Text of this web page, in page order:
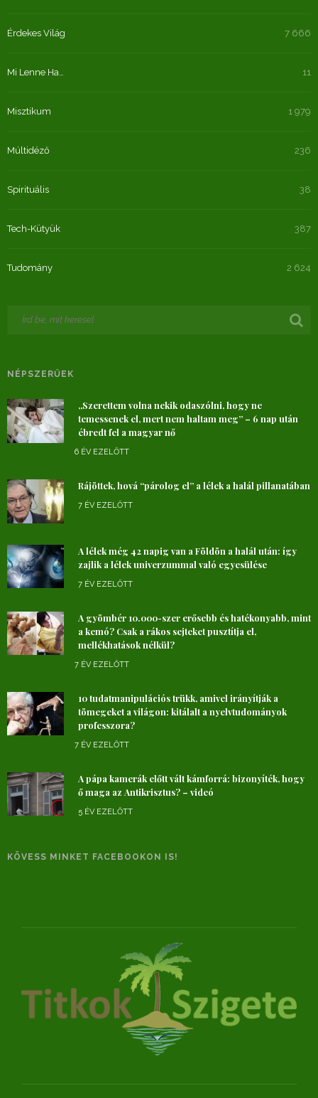
Érdekes Világ 7 666
Mi Lenne Ha… 11
Misztikum 1 979
Múltidéző 236
Spirituális 38
Tech-Kütyük 387
Tudomány 2 624
NÉPSZERŰEK
„Szerettem volna nekik odaszólni, hogy ne
temessenek el, mert nem haltam meg” – 6 nap után
ébredt fel a magyar nő
6 ÉV EZELŐTT
Rájöttek, hová “párolog el” a lélek a halál pillanatában
7 ÉV EZELŐTT
A lélek még 42 napig van a Földön a halál után: így
zajlik a lélek univerzummal való egyesülése
7 ÉV EZELŐTT
A gyömbér 10.000-szer erősebb és hatékonyabb, mint
a kemó? Csak a rákos sejteket pusztítja el,
mellékhatások nélkül?
7 ÉV EZELŐTT
10 tudatmanipulációs trükk, amivel irányítják a
tömegeket a világon: kitálalt a nyelvtudományok
professzora?
7 ÉV EZELŐTT
A pápa kamerák előtt vált kámforrá: bizonyíték, hogy
ő maga az Antikrisztus? – videó
5 ÉV EZELŐTT
KÖVESS MINKET FACEBOOKON IS!